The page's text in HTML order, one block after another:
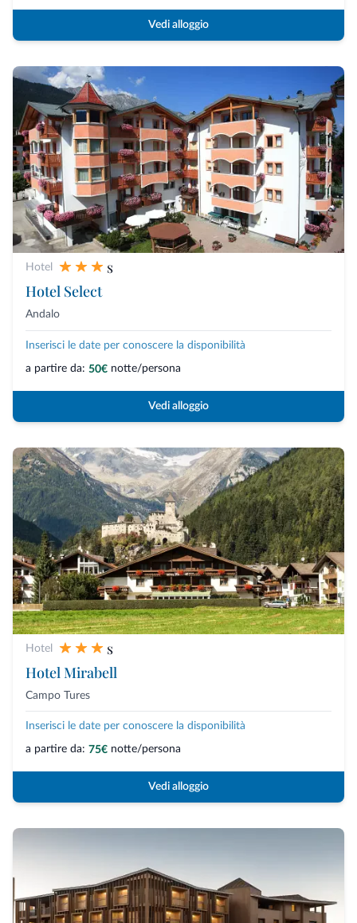
Vedi alloggio
Hotel
s
Hotel Select
Andalo
Inserisci le date per conoscere la disponibilità
a partire da: 50€ notte/persona
Vedi alloggio
Hotel
s
Hotel Mirabell
Campo Tures
Inserisci le date per conoscere la disponibilità
a partire da: 75€ notte/persona
Vedi alloggio